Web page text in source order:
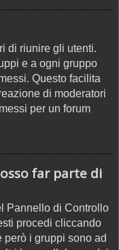
di riunire gli utenti.
e a ogni gruppo
Questo facilita
di moderatori
per un forum
far parte di
Pannello di Controllo
procedi cliccando
i gruppi sono ad